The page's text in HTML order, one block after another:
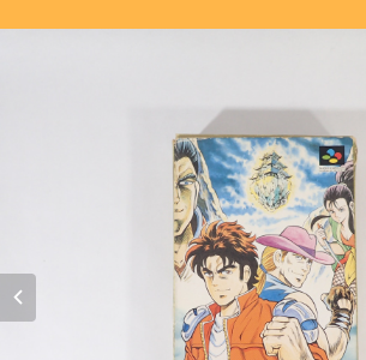
【GB】ゲームボーイ - GAME BOY
【PS】プレイステーション - PLAY STATION
【NG】ネオジオ - NEOGEO